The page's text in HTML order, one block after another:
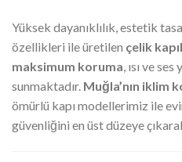
Yüksek dayanıklılık, estetik
özellikleri ile üretilen çelik
maksimum koruma, ısı ve
sunmaktadır. Muğla’nın iklim
ömürlü kapı modellerimiz ile
güvenliğini en üst düzeye